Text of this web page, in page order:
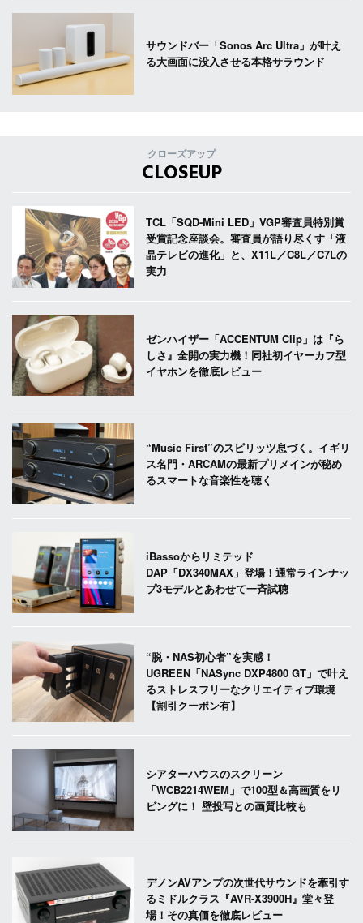
サウンドバー「Sonos Arc Ultra」が叶え
る大画面に没入させる本格サラウンド
クローズアップ
CLOSEUP
TCL「SQD-Mini LED」VGP審査員特別賞
受賞記念座談会。審査員が語り尽くす「液
晶テレビの進化」と、X11L／C8L／C7Lの
実力
ゼンハイザー「ACCENTUM Clip」は『ら
しさ』全開の実力機！同社初イヤーカフ型
イヤホンを徹底レビュー
“Music First”のスピリッツ息づく。イギリ
ス名門・ARCAMの最新プリメインが秘め
るスマートな音楽性を聴く
iBassoからリミテッド
DAP「DX340MAX」登場！通常ラインナッ
プ3モデルとあわせて一斉試聴
“脱・NAS初心者”を実感！
UGREEN「NASync DXP4800 GT」で叶え
るストレスフリーなクリエイティブ環境
【割引クーポン有】
シアターハウスのスクリーン
「WCB2214WEM」で100型＆高画質をリ
ビングに！ 壁投写との画質比較も
デノンAVアンプの次世代サウンドを牽引す
るミドルクラス『AVR-X3900H』堂々登
場！その真価を徹底レビュー